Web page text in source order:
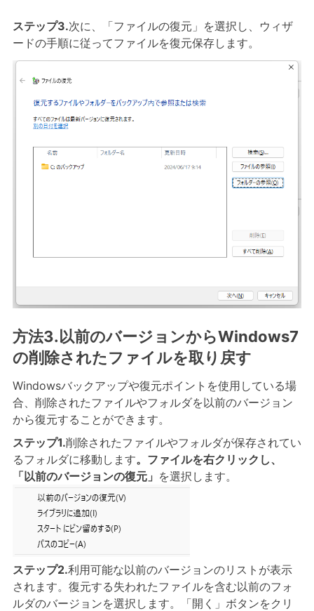
ステップ3.次に、「ファイルの復元」を選択し、ウィザ
ードの手順に従ってファイルを復元保存します。
方法3.以前のバージョンからWindows7
の削除されたファイルを取り戻す
Windowsバックアップや復元ポイントを使用している場
合、削除されたファイルやフォルダを以前のバージョン
から復元することができます。
ステップ1.削除されたファイルやフォルダが保存されてい
るフォルダに移動します。 ファイルを右クリックし、
「以前のバージョンの復元」 を選択します。
ステップ2.利用可能な以前のバージョンのリストが表示
されます。復元する失われたファイルを含む以前のフォ
ルダのバージョンを選択します。「開く」ボタンをクリ